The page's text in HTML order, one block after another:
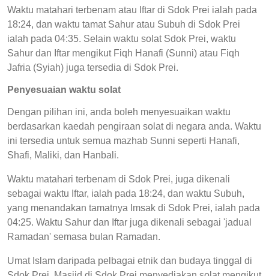
Waktu matahari terbenam atau Iftar di Sdok Prei ialah pada
18:24, dan waktu tamat Sahur atau Subuh di Sdok Prei
ialah pada 04:35. Selain waktu solat Sdok Prei, waktu
Sahur dan Iftar mengikut Fiqh Hanafi (Sunni) atau Fiqh
Jafria (Syiah) juga tersedia di Sdok Prei.
Penyesuaian waktu solat
Dengan pilihan ini, anda boleh menyesuaikan waktu
berdasarkan kaedah pengiraan solat di negara anda. Waktu
ini tersedia untuk semua mazhab Sunni seperti Hanafi,
Shafi, Maliki, dan Hanbali.
Waktu matahari terbenam di Sdok Prei, juga dikenali
sebagai waktu Iftar, ialah pada 18:24, dan waktu Subuh,
yang menandakan tamatnya Imsak di Sdok Prei, ialah pada
04:25. Waktu Sahur dan Iftar juga dikenali sebagai 'jadual
Ramadan' semasa bulan Ramadan.
Umat Islam daripada pelbagai etnik dan budaya tinggal di